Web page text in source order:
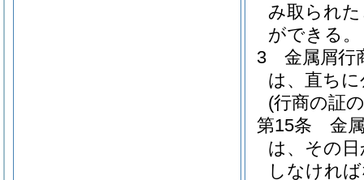
み取られ
ができる。
3
金属屑行
は、直ち
(行商の証
第15条
金
は、その
しなけれ